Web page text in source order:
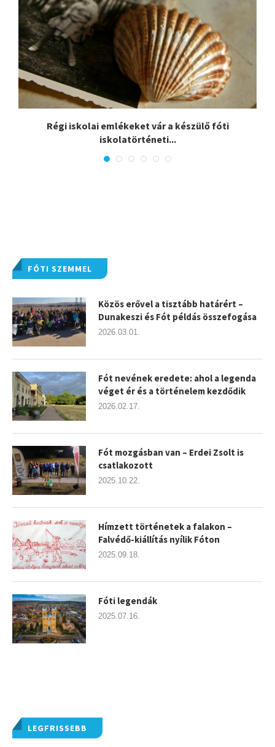
Régi iskolai emlékeket vár a készülő fóti
iskolatörténeti...
LEGFRISSEBB
FÓTI SZEMMEL
Közös erővel a tisztább határért –
Dunakeszi és Fót példás összefogása
2026.03.01.
Fót nevének eredete: ahol a legenda
véget ér és a történelem kezdődik
2026.02.17.
Fót mozgásban van – Erdei Zsolt is
csatlakozott
2025.10.22.
Hímzett történetek a falakon –
Falvédő-kiállítás nyílik Fóton
2025.09.18.
Fóti legendák
2025.07.16.